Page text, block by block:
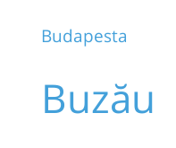
Budapesta
Buzău